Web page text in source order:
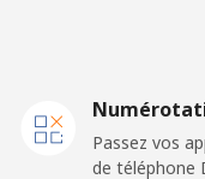
Ligne fixe
Passez vos
de téléphone